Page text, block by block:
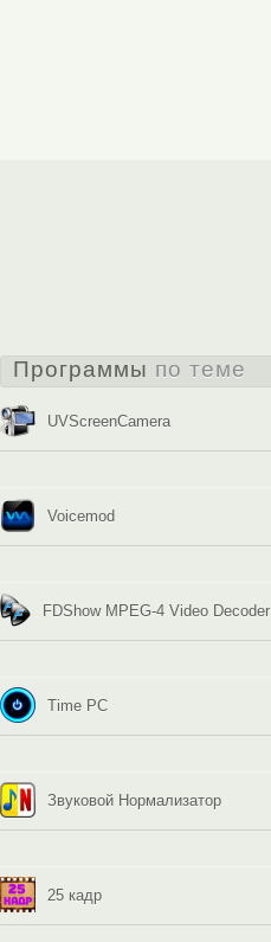
Программы по теме
UVScreenCamera
Voicemod
FDShow MPEG-4 Video Decoder
Time PC
Звуковой Нормализатор
25 кадр